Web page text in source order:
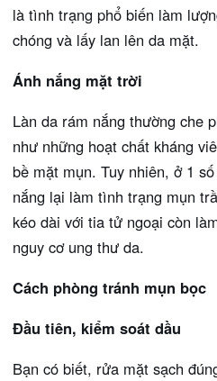
là tình trạng phổ biến làm
chóng và lấy lan lên da mặt.
Ánh nắng mặt trời
Làn da rám nắng thường che
như những hoạt chất kháng
bề mặt mụn. Tuy nhiên, ở 1
nắng lại làm tình trạng mụn
kéo dài với tia tử ngoại còn
nguy cơ ung thư da.
Cách phòng tránh mụn bọc
Đầu tiên, kiểm soát dầu
Bạn có biết, rửa mặt sạch